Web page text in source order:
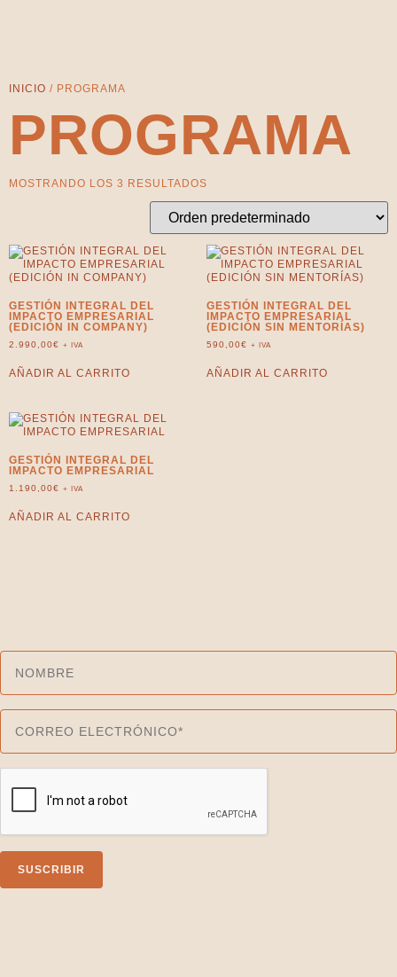
INICIO / PROGRAMA
PROGRAMA
MOSTRANDO LOS 3 RESULTADOS
GESTIÓN INTEGRAL DEL
IMPACTO EMPRESARIAL
(EDICIÓN IN COMPANY)
2.990,00€ + IVA
AÑADIR AL CARRITO
GESTIÓN INTEGRAL DEL
IMPACTO EMPRESARIAL
(EDICIÓN SIN MENTORÍAS)
590,00€ + IVA
AÑADIR AL CARRITO
GESTIÓN INTEGRAL DEL
IMPACTO EMPRESARIAL
1.190,00€ + IVA
AÑADIR AL CARRITO